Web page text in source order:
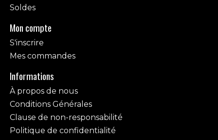
Soldes
Mon compte
S'inscrire
Mes commandes
Informations
À propos de nous
Conditions Générales
Clause de non-responsabilité
Politique de confidentialité